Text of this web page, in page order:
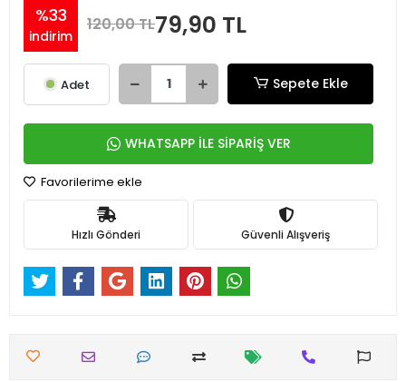
%33
indirim
120,00 TL79,90 TL
Adet Sepete Ekle
WHATSAPP İLE SİPARİŞ VER
Favorilerime ekle
Hızlı Gönderi Güvenli Alışveriş